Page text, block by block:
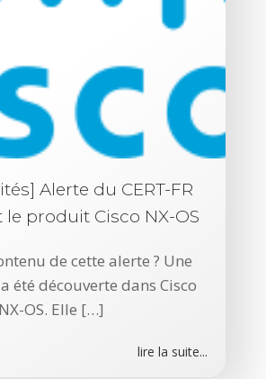
Alerte du CERT-FR
produit Cisco NX-OS
de cette alerte ? Une
été découverte dans Cisco
NX-OS. Elle […]
lire la suite...